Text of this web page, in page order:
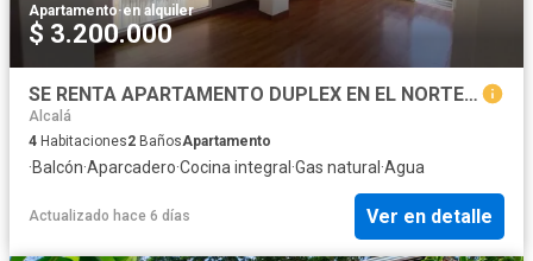
Apartamento·en alquiler
$ 3.200.000
SE RENTA APARTAMENTO DUPLEX EN EL NORTE - SECTOR PROFESIONALES
Alcalá
4 Habitaciones2 BañosApartamento
·Balcón·Aparcadero·Cocina integral ·Gas natural ·Agua
Actualizado hace 6 días Ver en detalle